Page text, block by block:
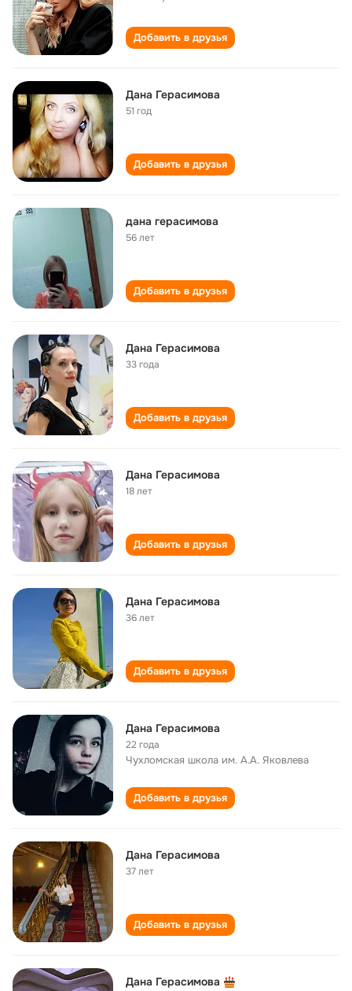
Добавить в друзья
Дана Герасимова
51 год
Добавить в друзья
дана герасимова
56 лет
Добавить в друзья
Дана Герасимова
33 года
Добавить в друзья
Дана Герасимова
18 лет
Добавить в друзья
Дана Герасимова
36 лет
Добавить в друзья
Дана Герасимова
22 года
Чухломская школа им. А.А. Яковлева
Добавить в друзья
Дана Герасимова
37 лет
Добавить в друзья
Дана Герасимова